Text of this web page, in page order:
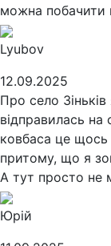
можна побачити
Lyubov
12.09.2025
Про село
відправилась
ковбаса це щось
притому, що я
А тут просто не
Юрій